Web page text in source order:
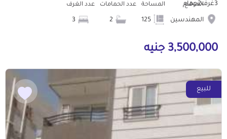
3غرف2حمام الموقع
المهندسين
المساحة عدد الحمامات عدد الغرف
3,500,000 جنيه
للبيع